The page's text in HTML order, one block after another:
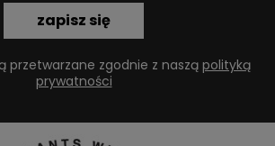
zapisz się
przetwarzane zgodnie z naszą polityką
prywatności